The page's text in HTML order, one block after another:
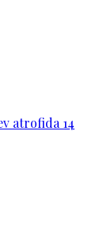
atrofida 14